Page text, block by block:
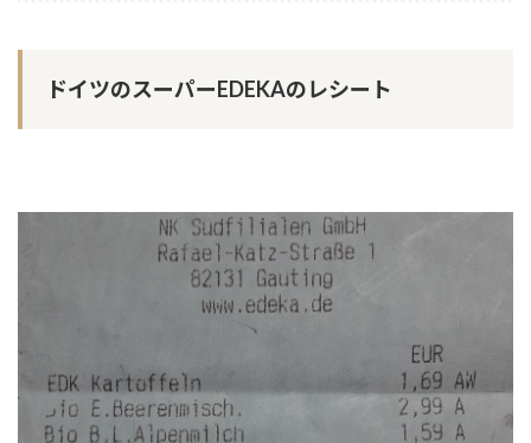
ドイツのスーパーEDEKAのレシート